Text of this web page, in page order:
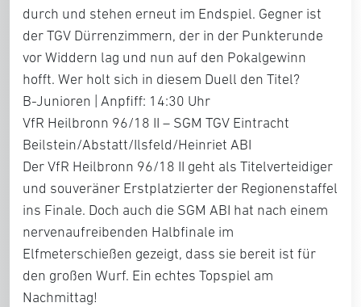
durch und stehen erneut im Endspiel. Gegner ist
der TGV Dürrenzimmern, der in der Punkterunde
vor Widdern lag und nun auf den Pokalgewinn
hofft. Wer holt sich in diesem Duell den Titel?
B-Junioren | Anpfiff: 14:30 Uhr
VfR Heilbronn 96/18 II – SGM TGV Eintracht
Beilstein/Abstatt/Ilsfeld/Heinriet ABI
Der VfR Heilbronn 96/18 II geht als Titelverteidiger
und souveräner Erstplatzierter der Regionenstaffel
ins Finale. Doch auch die SGM ABI hat nach einem
nervenaufreibenden Halbfinale im
Elfmeterschießen gezeigt, dass sie bereit ist für
den großen Wurf. Ein echtes Topspiel am
Nachmittag!